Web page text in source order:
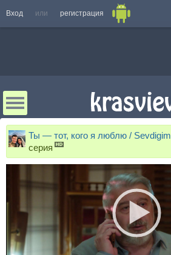
Вход или регистрация
Ты — тот, кого я люблю /
серия